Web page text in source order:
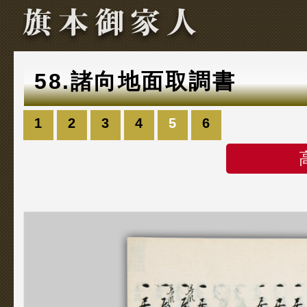
58.諸向地面取調書
1 2 3 4 5 6